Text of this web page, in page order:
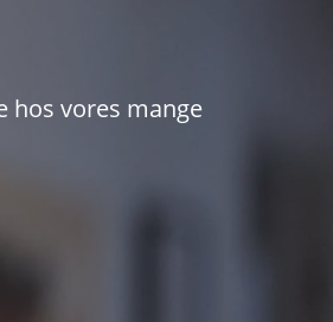
hos vores mange